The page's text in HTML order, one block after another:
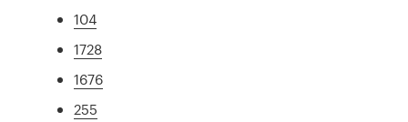
104
1728
1676
255